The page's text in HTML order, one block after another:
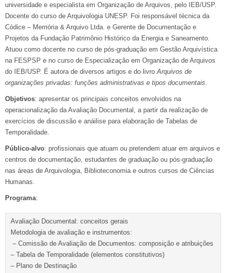
universidade e especialista em Organização de Arquivos, pelo IEB/USP.
Docente do curso de Arquivologia UNESP. Foi responsável técnica da
Códice – Memória & Arquivo Ltda. e Gerente de Documentação e
Projetos da Fundação Patrimônio Histórico da Energia e Saneamento.
Atuou como docente no curso de pós-graduação em Gestão Arquivística
na FESPSP e no curso de Especialização em Organização de Arquivos
do IEB/USP. É autora de diversos artigos e do livro Arquivos de
organizações privadas: funções administrativas e tipos documentais
Objetivos: apresentar os principais conceitos envolvidos na
operacionalização da Avaliação Documental, a partir da realização de
exercícios de discussão e anáilise para elaboração de Tabelas de
Temporalidade.
Público-alvo: profissionais que atuam ou pretendem atuar em arquivos e
centros de documentação, estudantes de graduação ou pós-graduação
nas áreas de Arquivologia, Biblioteconomia e outros cursos de Ciências
Humanas.
Programa:
Avaliação Documental: conceitos gerais
Metodologia de avaliação e instrumentos:
– Comissão de Avaliação de Documentos: composição e atribuições
– Tabela de Temporalidade (elementos constitutivos)
– Plano de Destinação